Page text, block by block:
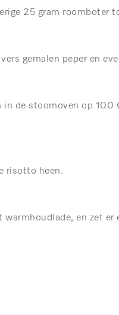
25 gram roomboter
gemalen peper en
in de stoomoven op
risotto heen.
en zet er